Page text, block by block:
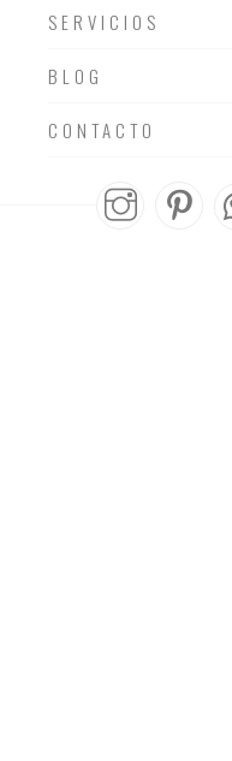
SERVICIOS
BLOG
CONTACTO